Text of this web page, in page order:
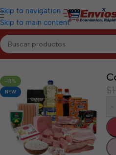
Skip to navigation
Skip to main content
Inicio/PINAR DEL RÍO/Combos
-13%
NEW
$
-